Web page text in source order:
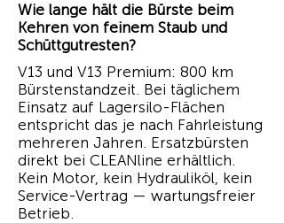
Wie lange hält die Bürste beim
Kehren von feinem Staub und
Schüttgutresten?
V13 und V13 Premium: 800 km
Bürstenstandzeit. Bei täglichem
Einsatz auf Lagersilo-Flächen
entspricht das je nach Fahrleistung
mehreren Jahren. Ersatzbürsten
direkt bei CLEANline erhältlich.
Kein Motor, kein Hydrauliköl, kein
Service-Vertrag — wartungsfreier
Betrieb.